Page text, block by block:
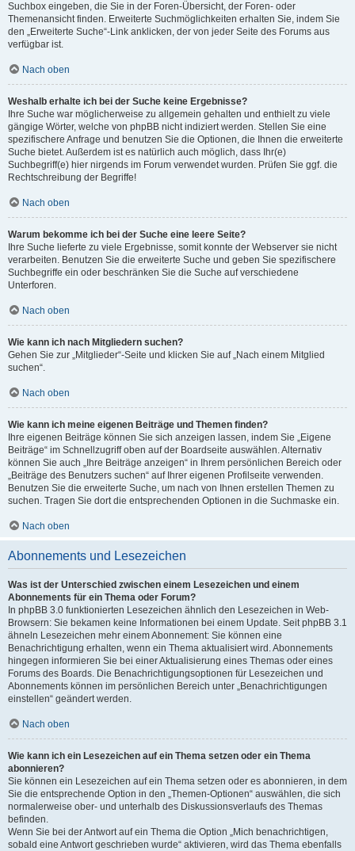
Suchbox eingeben, die Sie in der Foren-Übersicht, der Foren- oder
Themenansicht finden. Erweiterte Suchmöglichkeiten erhalten Sie, indem Sie
den „Erweiterte Suche“-Link anklicken, der von jeder Seite des Forums aus
verfügbar ist.
Nach oben
Weshalb erhalte ich bei der Suche keine Ergebnisse?
Ihre Suche war möglicherweise zu allgemein gehalten und enthielt zu viele
gängige Wörter, welche von phpBB nicht indiziert werden. Stellen Sie eine
spezifischere Anfrage und benutzen Sie die Optionen, die Ihnen die erweiterte
Suche bietet. Außerdem ist es natürlich auch möglich, dass Ihr(e)
Suchbegriff(e) hier nirgends im Forum verwendet wurden. Prüfen Sie ggf. die
Rechtschreibung der Begriffe!
Nach oben
Warum bekomme ich bei der Suche eine leere Seite?
Ihre Suche lieferte zu viele Ergebnisse, somit konnte der Webserver sie nicht
verarbeiten. Benutzen Sie die erweiterte Suche und geben Sie spezifischere
Suchbegriffe ein oder beschränken Sie die Suche auf verschiedene
Unterforen.
Nach oben
Wie kann ich nach Mitgliedern suchen?
Gehen Sie zur „Mitglieder“-Seite und klicken Sie auf „Nach einem Mitglied
suchen“.
Nach oben
Wie kann ich meine eigenen Beiträge und Themen finden?
Ihre eigenen Beiträge können Sie sich anzeigen lassen, indem Sie „Eigene
Beiträge“ im Schnellzugriff oben auf der Boardseite auswählen. Alternativ
können Sie auch „Ihre Beiträge anzeigen“ in Ihrem persönlichen Bereich oder
„Beiträge des Benutzers suchen“ auf Ihrer eigenen Profilseite verwenden.
Benutzen Sie die erweiterte Suche, um nach von Ihnen erstellen Themen zu
suchen. Tragen Sie dort die entsprechenden Optionen in die Suchmaske ein.
Nach oben
Abonnements und Lesezeichen
Was ist der Unterschied zwischen einem Lesezeichen und einem
Abonnements für ein Thema oder Forum?
In phpBB 3.0 funktionierten Lesezeichen ähnlich den Lesezeichen in Web-
Browsern: Sie bekamen keine Informationen bei einem Update. Seit phpBB 3.1
ähneln Lesezeichen mehr einem Abonnement: Sie können eine
Benachrichtigung erhalten, wenn ein Thema aktualisiert wird. Abonnements
hingegen informieren Sie bei einer Aktualisierung eines Themas oder eines
Forums des Boards. Die Benachrichtigungsoptionen für Lesezeichen und
Abonnements können im persönlichen Bereich unter „Benachrichtigungen
einstellen“ geändert werden.
Nach oben
Wie kann ich ein Lesezeichen auf ein Thema setzen oder ein Thema
abonnieren?
Sie können ein Lesezeichen auf ein Thema setzen oder es abonnieren, in dem
Sie die entsprechende Option in den „Themen-Optionen“ auswählen, die sich
normalerweise ober- und unterhalb des Diskussionsverlaufs des Themas
befinden.
Wenn Sie bei der Antwort auf ein Thema die Option „Mich benachrichtigen,
sobald eine Antwort geschrieben wurde“ aktivieren, wird das Thema ebenfalls